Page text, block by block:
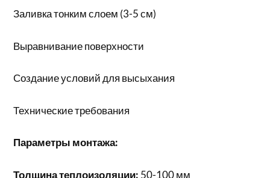
Заливка тонким слоем (3-5 см)
Выравнивание поверхности
Создание условий для высыхания
Технические требования
Параметры монтажа:
Толщина теплоизоляции: 50-100 мм